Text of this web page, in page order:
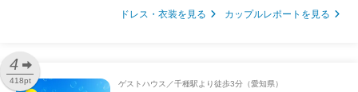
ドレス・衣装を見る カップルレポートを見る
4
418pt ゲストハウス 千種駅より徒歩3分（愛知県）